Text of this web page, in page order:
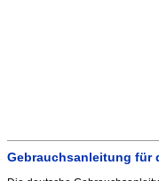
Gebrauchsanleitung für